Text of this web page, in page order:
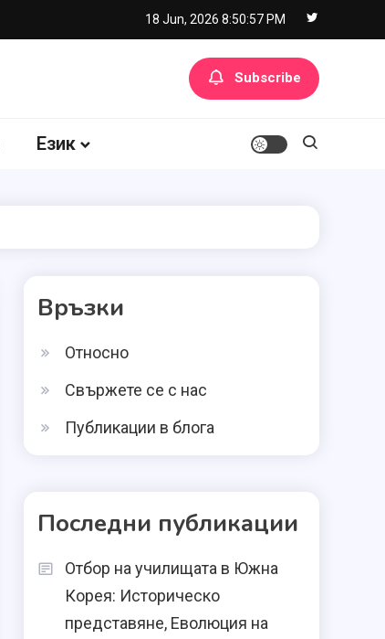
18 Jun, 2026 8:50:58 PM
Subscribe
Език
Връзки
Относно
Свържете се с нас
Публикации в блога
Последни публикации
Отбор на училищата в Южна
Корея: Историческо
представяне, Еволюция на